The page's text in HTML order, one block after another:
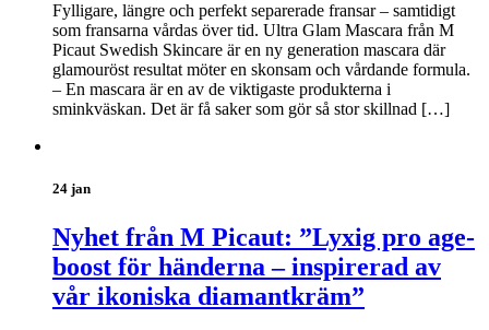
Fylligare, längre och perfekt separerade fransar – samtidigt
som fransarna vårdas över tid. Ultra Glam Mascara från M
Picaut Swedish Skincare är en ny generation mascara där
glamouröst resultat möter en skonsam och vårdande formula.
– En mascara är en av de viktigaste produkterna i
sminkväskan. Det är få saker som gör så stor skillnad […]
24 jan
Nyhet från M Picaut: ”Lyxig pro age-
boost för händerna – inspirerad av
vår ikoniska diamantkräm”